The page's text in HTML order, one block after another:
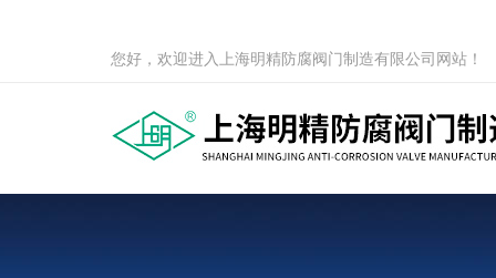
您好，欢迎进入上海明精防腐阀门制造有限公司网站！